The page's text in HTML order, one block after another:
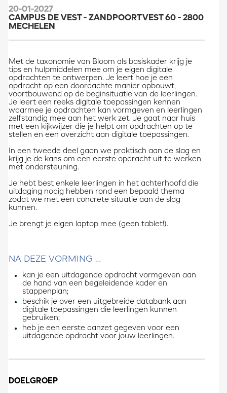
20-01-2027
CAMPUS DE VEST - ZANDPOORTVEST 60 - 2800
MECHELEN
Met de taxonomie van Bloom als basiskader krijg je
tips en hulpmiddelen mee om je eigen digitale
opdrachten te ontwerpen. Je leert hoe je een
opdracht op een doordachte manier opbouwt,
voortbouwend op de beginsituatie van de leerlingen.
Je leert een reeks digitale toepassingen kennen
waarmee je opdrachten kan vormgeven en leerlingen
zelfstandig mee aan het werk zet. Je gaat naar huis
met een kijkwijzer die je helpt om opdrachten op te
stellen en een overzicht aan digitale toepassingen.
In een tweede deel gaan we praktisch aan de slag en
krijg je de kans om een eerste opdracht uit te werken
met ondersteuning.
Je hebt best enkele leerlingen in het achterhoofd die
uitdaging nodig hebben rond een bepaald thema
zodat we met een concrete situatie aan de slag
kunnen.​
Je brengt je eigen laptop mee (geen tablet!).
NA DEZE VORMING …
kan je een uitdagende opdracht vormgeven aan
de hand van een begeleidende kader en
stappenplan;
beschik je over een uitgebreide databank aan
digitale toepassingen die leerlingen kunnen
gebruiken;
heb je een eerste aanzet gegeven voor een
uitdagende opdracht voor jouw leerlingen.
DOELGROEP